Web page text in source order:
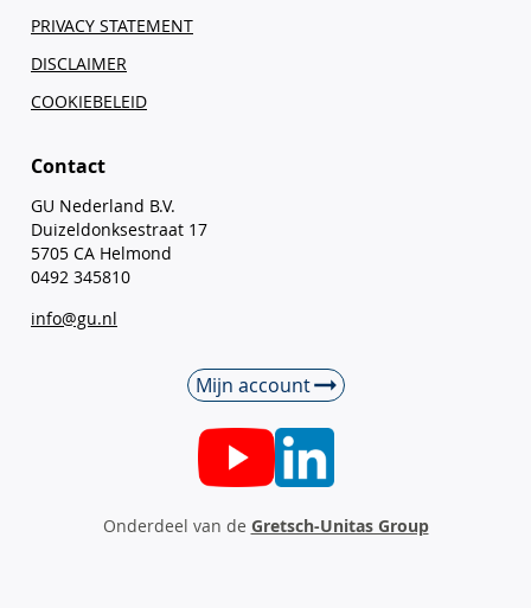
PRIVACY STATEMENT
DISCLAIMER
COOKIEBELEID
Contact
GU Nederland B.V.
Duizeldonksestraat 17
5705 CA Helmond
0492 345810
info@gu.nl
Mijn account
Onderdeel van de Gretsch-Unitas Group